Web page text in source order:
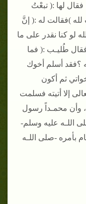
فقال لها :( تبعْتُ
)فقالت له :( إنَّ
لو كنا نقدر على ما
)فقال طُليـب :( فما
؟فقد أسلم أخوك
ثم أكون
إلا أتيته فسلمت
، وأن محمـداً رسول
اللـه عليه وسلم-
بأمره -صلى اللـه